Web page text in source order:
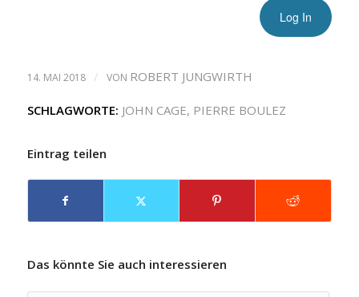
14. MAI 2018 / VON ROBERT JUNGWIRTH
SCHLAGWORTE: JOHN CAGE, PIERRE BOULEZ
Eintrag teilen
Das könnte Sie auch interessieren